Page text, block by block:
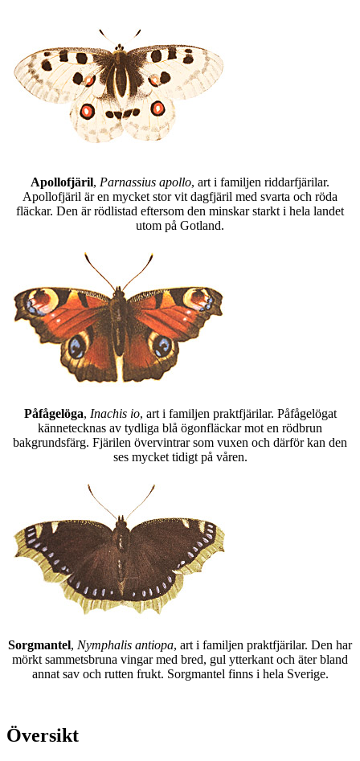
Apollofjäril, Parnassius apollo, art i familjen riddarfjärilar.
Apollofjäril är en mycket stor vit dagfjäril med svarta och röda
fläckar. Den är rödlistad eftersom den minskar starkt i hela landet
utom på Gotland.
Påfågelöga, Inachis io, art i familjen praktfjärilar. Påfågelögat
kännetecknas av tydliga blå ögonfläckar mot en rödbrun
bakgrundsfärg. Fjärilen övervintrar som vuxen och därför kan den
ses mycket tidigt på våren.
Sorgmantel, Nymphalis antiopa, art i familjen praktfjärilar. Den har
mörkt sammetsbruna vingar med bred, gul ytterkant och äter bland
annat sav och rutten frukt. Sorgmantel finns i hela Sverige.
Översikt